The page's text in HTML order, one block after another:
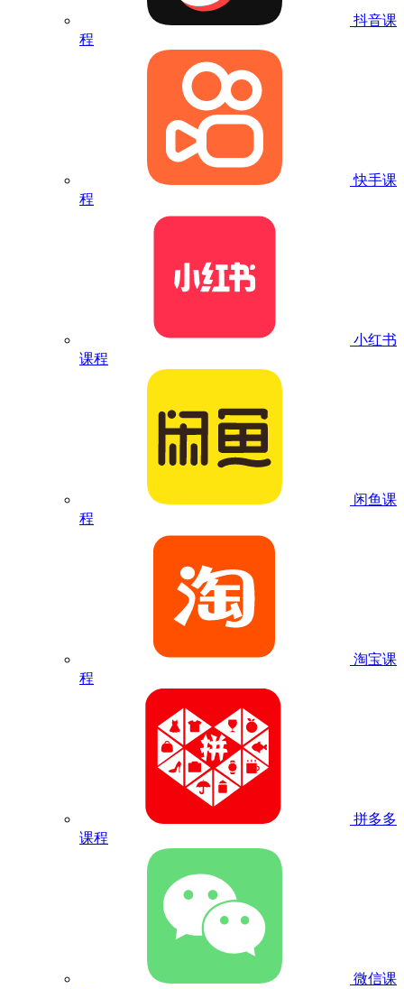
抖音课
程
快手课
程
小红书
课程
闲鱼课
程
淘宝课
程
拼多多
课程
微信课